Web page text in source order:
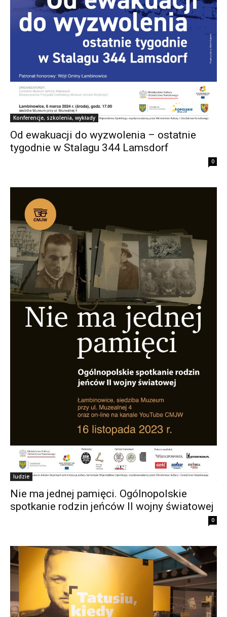
Konferencje, szkolenia, wykłady
Od ewakuacji do wyzwolenia – ostatnie
tygodnie w Stalagu 344 Lamsdorf
0
ludzie
Nie ma jednej pamięci. Ogólnopolskie
spotkanie rodzin jeńców II wojny światowej
0